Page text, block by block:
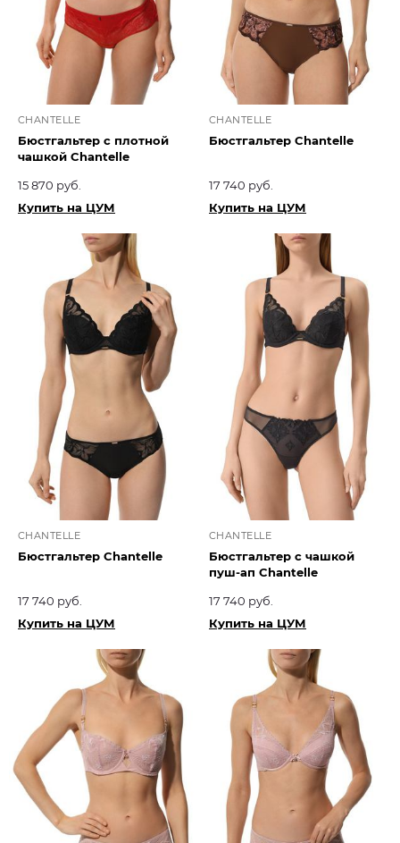
CHANTELLE
Бюстгальтер с плотной
чашкой Chantelle
15 870 руб.
Купить на ЦУМ
CHANTELLE
Бюстгальтер Chantelle
17 740 руб.
Купить на ЦУМ
CHANTELLE
Бюстгальтер Chantelle
17 740 руб.
Купить на ЦУМ
CHANTELLE
Бюстгальтер с чашкой
пуш-ап Chantelle
17 740 руб.
Купить на ЦУМ